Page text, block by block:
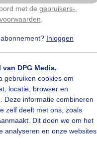
met de gebruikers-
Inloggen
DPG Media.
gebruiken cookies om
locatie, browser en
Deze informatie combineren
zelf deelt met ons, zoals
Dit doen we om het
analyseren en onze websites
niet elke dag deze pop-up
aan te passen